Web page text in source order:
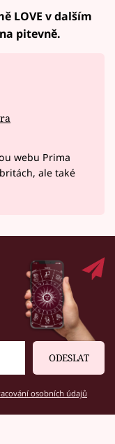
LOVE v dalším
pitevně.
webu Prima
ale také
ODESLAT
osobních údajů